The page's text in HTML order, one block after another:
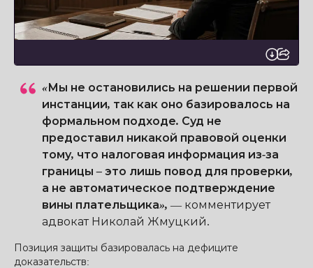
«Мы не остановились на решении первой
инстанции, так как оно базировалось на
формальном подходе. Суд не
предоставил никакой правовой оценки
тому, что налоговая информация из-за
границы – это лишь повод для проверки,
а не автоматическое подтверждение
вины плательщика», — комментирует
адвокат Николай Жмуцкий.
Позиция защиты базировалась на дефиците
доказательств: